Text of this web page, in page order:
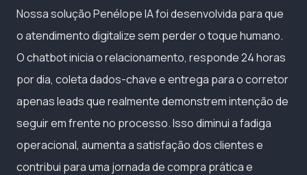
Nossa solução Penélope IA foi desenvolvida para que
o atendimento digitalize sem perder o toque humano.
O chatbot inicia o relacionamento, responde 24 horas
por dia, coleta dados-chave e entrega para o corretor
apenas leads que realmente demonstrem intenção de
seguir em frente no processo. Isso diminui a fadiga
operacional, aumenta a satisfação dos clientes e
contribui para uma jornada de compra prática e